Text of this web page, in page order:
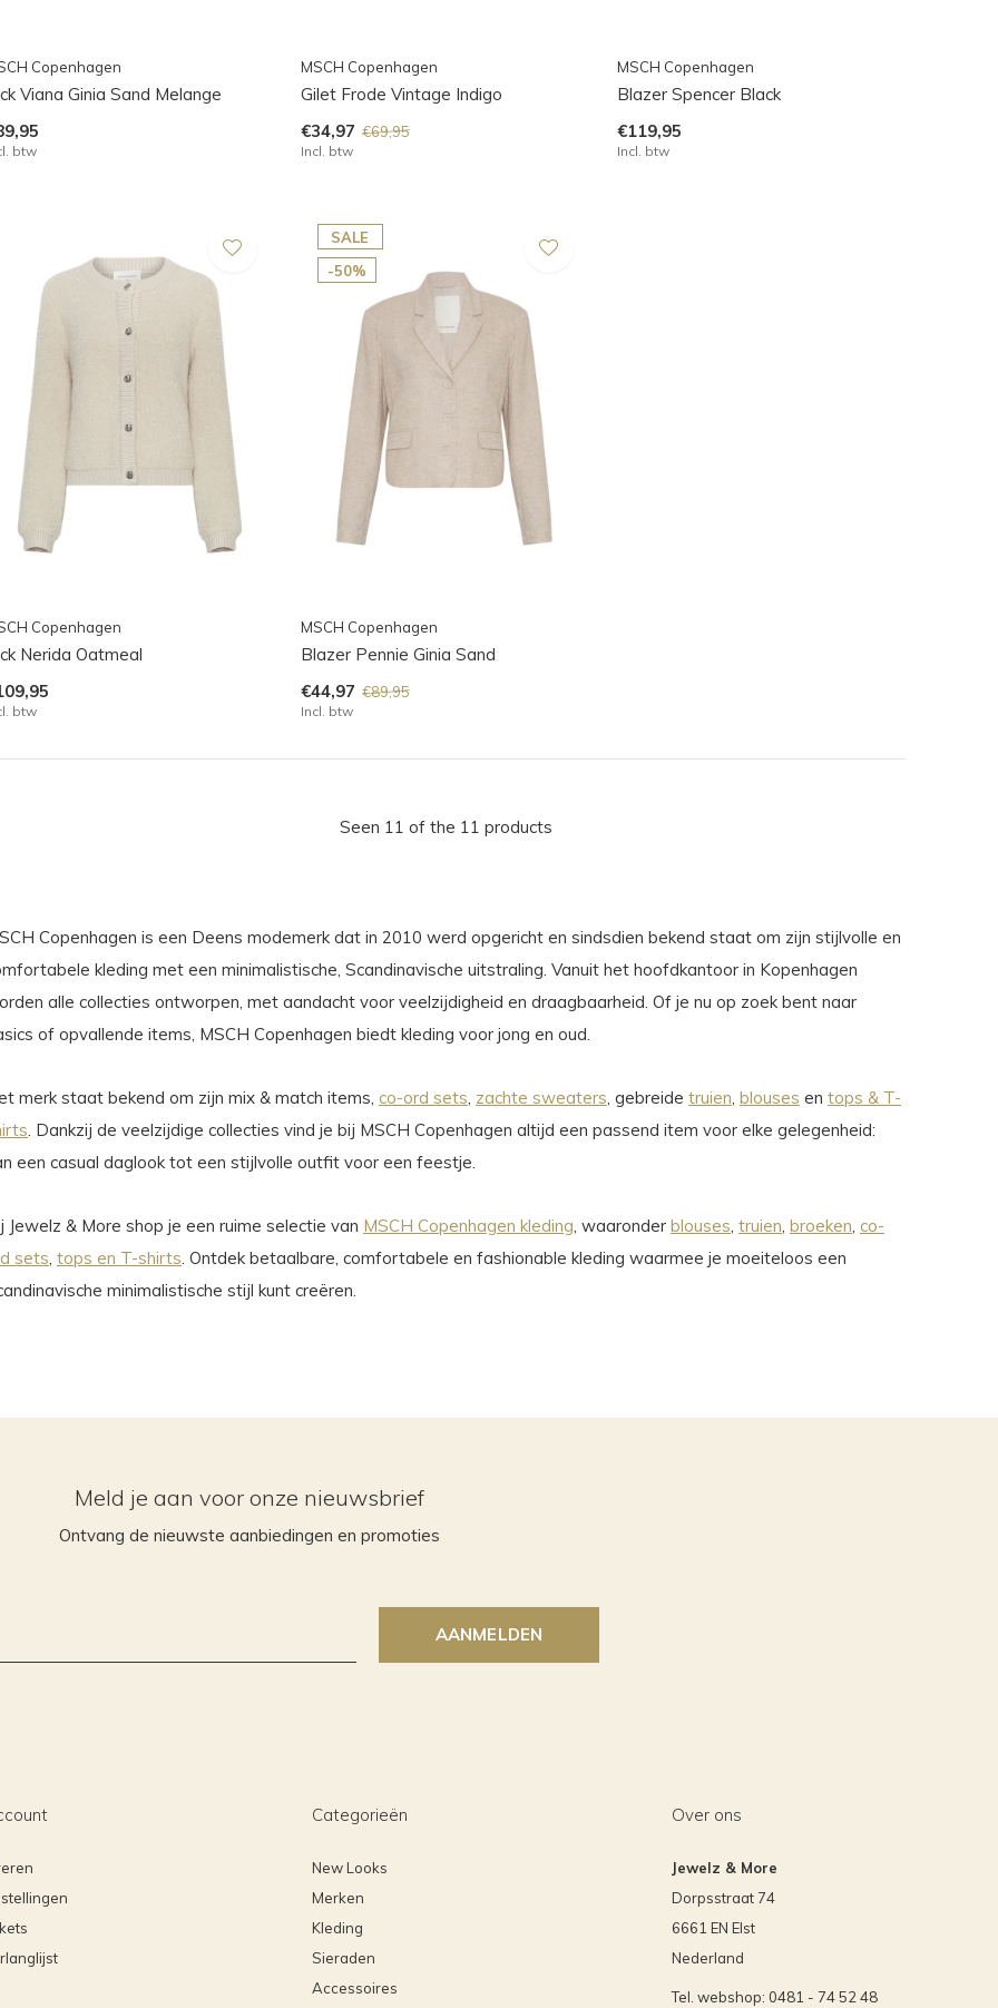
Copenhagen
Viana Ginia Sand Melange
btw
MSCH Copenhagen
Gilet Frode Vintage Indigo
€34,97 €69,95
Incl. btw
MSCH Copenhagen
Blazer Spencer Black
€119,95
Incl. btw
Copenhagen
Nerida Oatmeal
btw
SALE
-50%
MSCH Copenhagen
Blazer Pennie Ginia Sand
€44,97 €89,95
Incl. btw
Seen 11 of the 11 products
Copenhagen is een Deens modemerk dat in 2010 werd opgericht en sindsdien bekend staat om zijn stijlvolle en
kleding met een minimalistische, Scandinavische uitstraling. Vanuit het hoofdkantoor in Kopenhagen
alle collecties ontworpen, met aandacht voor veelzijdigheid en draagbaarheid. Of je nu op zoek bent naar
of opvallende items, MSCH Copenhagen biedt kleding voor jong en oud.
merk staat bekend om zijn mix & match items, co-ord sets, zachte sweaters, gebreide truien, blouses en tops & T-
. Dankzij de veelzijdige collecties vind je bij MSCH Copenhagen altijd een passend item voor elke gelegenheid:
een casual daglook tot een stijlvolle outfit voor een feestje.
Jewelz & More shop je een ruime selectie van MSCH Copenhagen kleding, waaronder blouses, truien, broeken, co-
sets, tops en T-shirts. Ontdek betaalbare, comfortabele en fashionable kleding waarmee je moeiteloos een
minimalistische stijl kunt creëren.
Meld je aan voor onze nieuwsbrief
Ontvang de nieuwste aanbiedingen en promoties
AANMELDEN
Categorieën
New Looks
Merken
Kleding
Sieraden
Accessoires
Over ons
Jewelz & More
Dorpsstraat 74
6661 EN Elst
Nederland
Tel. webshop: 0481 - 74 52 48